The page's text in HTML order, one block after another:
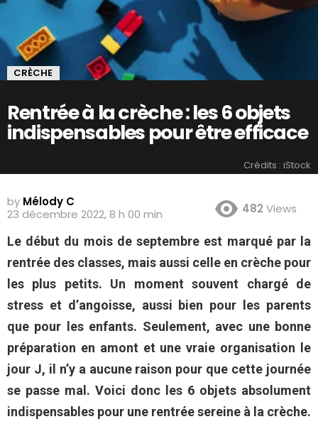
CRÈCHE
Rentrée à la crèche : les 6 objets
indispensables pour être efficace
Crédits : iStock
by Mélody C
23 décembre 2022, 8 h 00 min
482 Views
Le début du mois de septembre est marqué par la
rentrée des classes, mais aussi celle en crèche pour
les plus petits. Un moment souvent chargé de
stress et d’angoisse, aussi bien pour les parents
que pour les enfants. Seulement, avec une bonne
préparation en amont et une vraie organisation le
jour J, il n’y a aucune raison pour que cette journée
se passe mal. Voici donc les 6 objets absolument
indispensables pour une rentrée sereine à la crèche.